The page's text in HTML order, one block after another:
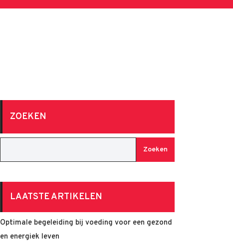
ZOEKEN
Zoeken
LAATSTE ARTIKELEN
Optimale begeleiding bij voeding voor een gezond
en energiek leven